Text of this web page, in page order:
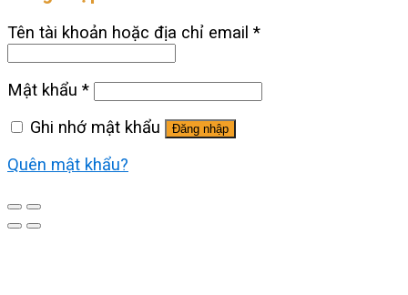
Tên tài khoản hoặc địa chỉ email *
Mật khẩu *
Ghi nhớ mật khẩu
Đăng nhập
Quên mật khẩu?